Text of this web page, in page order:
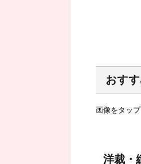
おす
画像をタッ
洋裁・